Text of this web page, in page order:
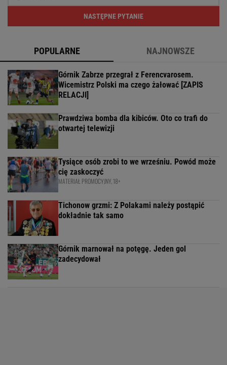
NASTĘPNE PYTANIE
POPULARNE NAJNOWSZE
Górnik Zabrze przegrał z Ferencvarosem.
Wicemistrz Polski ma czego żałować [ZAPIS
RELACJI]
Prawdziwa bomba dla kibiców. Oto co trafi do
otwartej telewizji
Tysiące osób zrobi to we wrześniu. Powód może
cię zaskoczyć
MATERIAŁ PROMOCYJNY, 18+
Tichonow grzmi: Z Polakami należy postąpić
dokładnie tak samo
Górnik marnował na potęgę. Jeden gol
zadecydował